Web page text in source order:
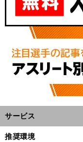
サービス
推奨環境